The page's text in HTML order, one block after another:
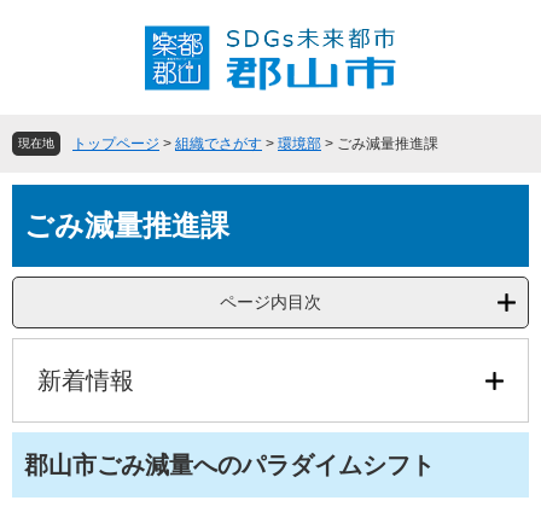
頭
す
飛
し
文
現在地 トップページ > 組織でさがす > 環境部 > ごみ減量推進課
ごみ減量推進課
ページ内目次
新着情報
郡山市ごみ減量へのパラダイムシフト